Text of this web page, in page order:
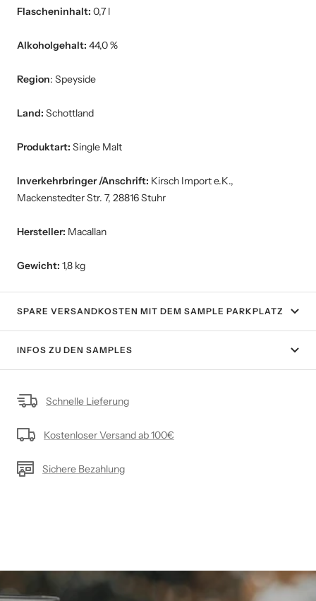
Flascheninhalt: 0,7 l
Alkoholgehalt: 44,0 %
Region: Speyside
Land: Schottland
Produktart: Single Malt
Inverkehrbringer /Anschrift: Kirsch Import e.K.,
Mackenstedter Str. 7, 28816 Stuhr
Hersteller: Macallan
Gewicht: 1,8 kg
SPARE VERSANDKOSTEN MIT DEM SAMPLE PARKPLATZ
INFOS ZU DEN SAMPLES
Schnelle Lieferung
Kostenloser Versand ab 100€
Sichere Bezahlung